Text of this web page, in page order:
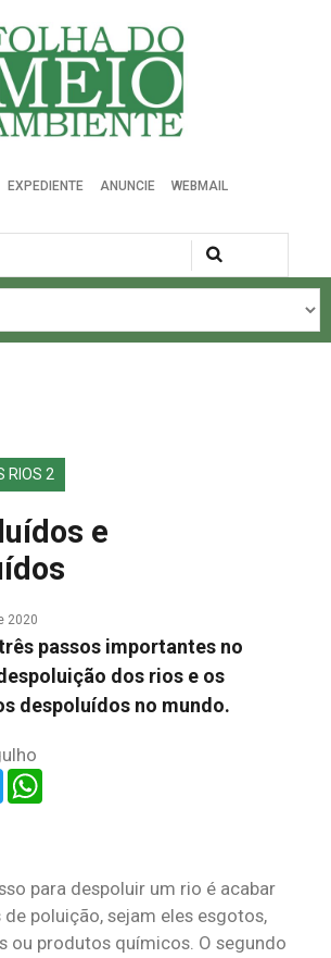
Folha do Meio Ambiente
EXPEDIENTE ANUNCIE WEBMAIL
RIOS 2
e
2020
passos importantes no
dos rios e os
despoluídos no mundo.
Twitter
para despoluir um rio é acabar
poluição, sejam eles esgotos,
ou produtos químicos. O segundo